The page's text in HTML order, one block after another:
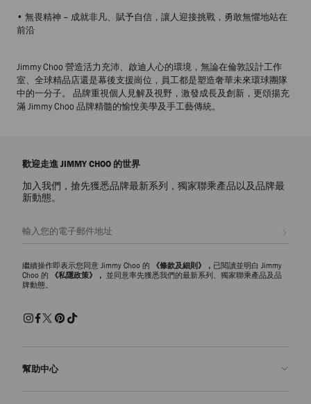
• 無畏精神 – 成就非凡、賦予自信，讓人迎接挑戰，勇敢無懼地站在
前沿
Jimmy Choo 營造活力充沛、啟迪人心的環境，無論在倫敦設計工作
室、全球精品店還是幕後支援崗位，員工都是塑造奢華未來環球團隊
中的一分子。 品牌重視個人見解及視野，激發成長及創新，更頌揚充
滿 Jimmy Choo 品牌精髓的愉悅美學及手工藝傳統。
歡迎走進 JIMMY CHOO 的世界
加入我們，搶先獲悉品牌最新系列，獨家聯乘產品以及品牌最
新動態。
繼續操作即表示您同意 Jimmy Choo 的 《條款及細則》， 已閱讀並明白 Jimmy
Choo 的
《私隱政策》， 並同意率先獲悉我們的最新系列、獨家聯乘產品及品
牌動態。
幫助中心